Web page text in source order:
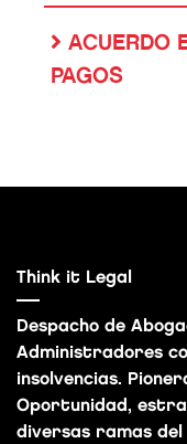
ACUERDO
PAGOS
Think it Legal
Despacho de
Administradores
insolvencias.
Oportunidad,
diversas ramas del